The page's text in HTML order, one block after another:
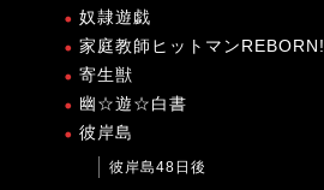
奴隷遊戯
家庭教師ヒットマンREBORN!
寄生獣
幽☆遊☆白書
彼岸島
彼岸島48日後